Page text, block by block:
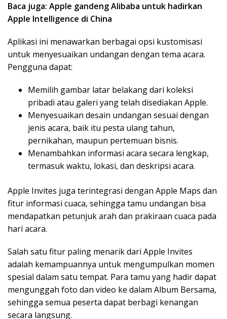
Baca juga: Apple gandeng Alibaba untuk hadirkan
Apple Intelligence di China
Aplikasi ini menawarkan berbagai opsi kustomisasi
untuk menyesuaikan undangan dengan tema acara.
Pengguna dapat:
Memilih gambar latar belakang dari koleksi
pribadi atau galeri yang telah disediakan Apple.
Menyesuaikan desain undangan sesuai dengan
jenis acara, baik itu pesta ulang tahun,
pernikahan, maupun pertemuan bisnis.
Menambahkan informasi acara secara lengkap,
termasuk waktu, lokasi, dan deskripsi acara.
Apple Invites juga terintegrasi dengan Apple Maps dan
fitur informasi cuaca, sehingga tamu undangan bisa
mendapatkan petunjuk arah dan prakiraan cuaca pada
hari acara.
Salah satu fitur paling menarik dari Apple Invites
adalah kemampuannya untuk mengumpulkan momen
spesial dalam satu tempat. Para tamu yang hadir dapat
mengunggah foto dan video ke dalam Album Bersama,
sehingga semua peserta dapat berbagi kenangan
secara langsung.